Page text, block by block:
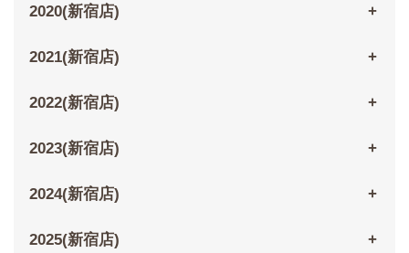
2020(新宿店)
2021(新宿店)
2022(新宿店)
2023(新宿店)
2024(新宿店)
2025(新宿店)